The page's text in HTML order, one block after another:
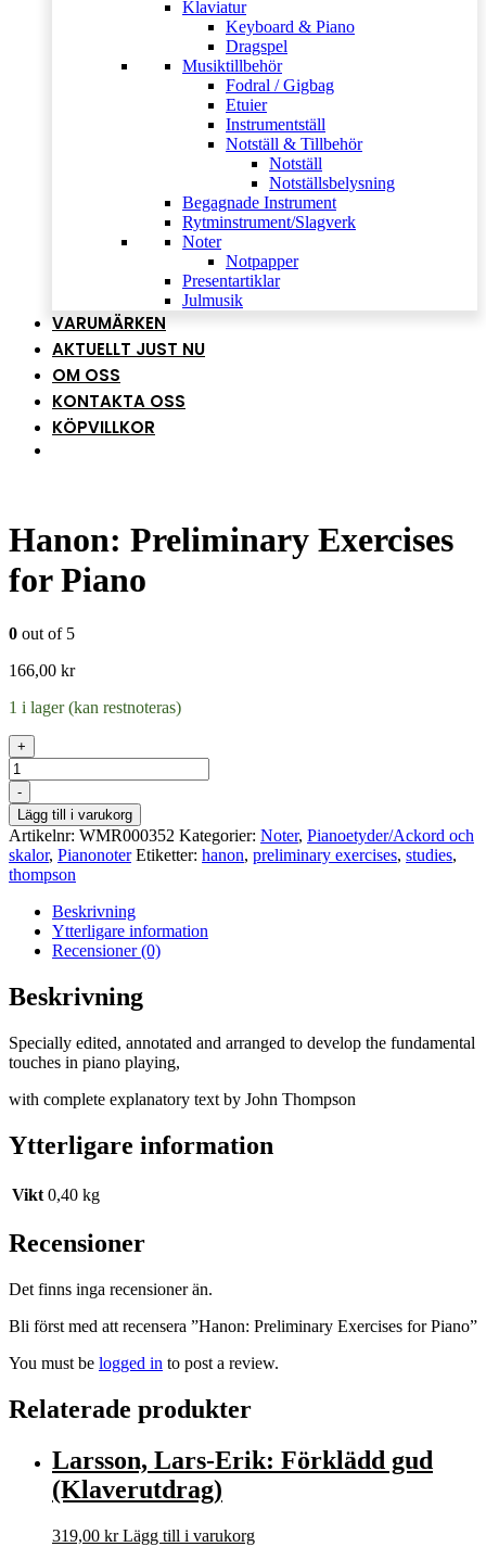
Klaviatur
Keyboard & Piano
Dragspel
Musiktillbehör
Fodral / Gigbag
Etuier
Instrumentställ
Notställ & Tillbehör
Notställ
Notställsbelysning
Begagnade Instrument
Rytminstrument/Slagverk
Noter
Notpapper
Presentartiklar
Julmusik
VARUMÄRKEN
AKTUELLT JUST NU
OM OSS
KONTAKTA OSS
KÖPVILLKOR
Hanon: Preliminary Exercises
for Piano
0 out of 5
166,00 kr
1 i lager (kan restnoteras)
+
Antal
-
Lägg till i varukorg
Artikelnr: WMR000352 Kategorier: Noter, Pianoetyder/Ackord och
skalor, Pianonoter Etiketter: hanon, preliminary exercises, studies,
thompson
Beskrivning
Ytterligare information
Recensioner (0)
Beskrivning
Specially edited, annotated and arranged to develop the fundamental
touches in piano playing,
with complete explanatory text by John Thompson
Ytterligare information
Vikt 0,40 kg
Recensioner
Det finns inga recensioner än.
Bli först med att recensera ”Hanon: Preliminary Exercises for Piano”
You must be logged in to post a review.
Relaterade produkter
Larsson, Lars-Erik: Förklädd gud
(Klaverutdrag)
319,00 kr Lägg till i varukorg